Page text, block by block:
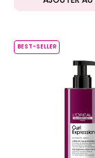
BEST-SELLER